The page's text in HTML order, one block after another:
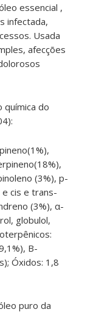
essencial ,
infectada,
Usada
afecções
química do
(3%), p-
cis e trans-
(3%), α-
globulol,
B-
Óxidos: 1,8
puro da